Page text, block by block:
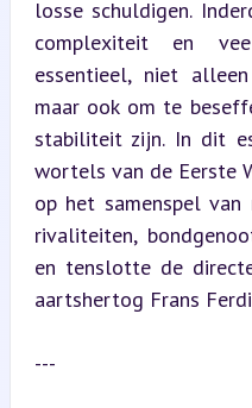
losse schuldigen.
complexiteit en
essentieel, niet
maar ook om te
stabiliteit zijn. In dit
wortels van de Eerste
op het samenspel van
rivaliteiten,
en tenslotte de
aartshertog Frans
---